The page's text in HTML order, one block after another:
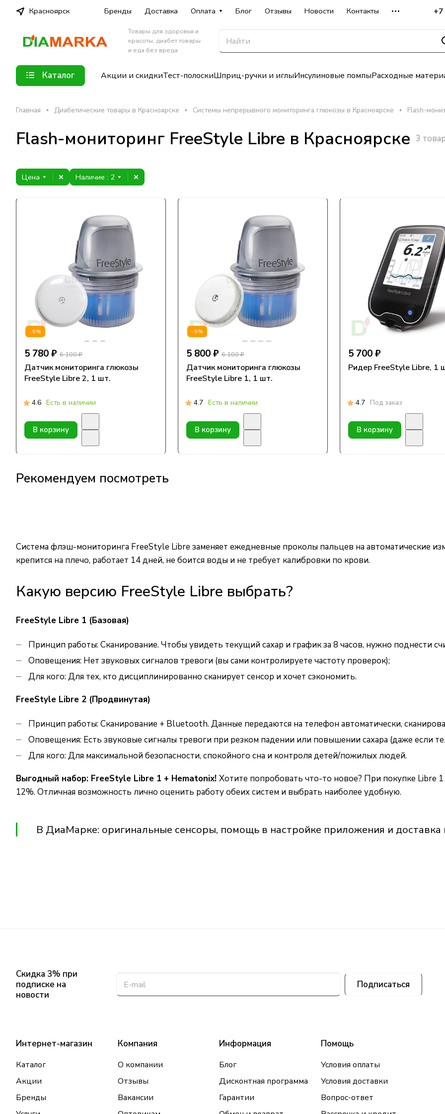
Красноярск Бренды Доставка Оплата Блог Отзывы Новости Контакты
Товары для здоровья и
красоты, диабет товары
и еда без вреда
Каталог Акции и скидкиТест-полоскиШприц-ручки и иглыИнсулиновые помпыРасходные
Главная Диабетические товары в Красноярске Системы непрерывного мониторинга глюкозы в Красноярске Flash-
Flash-мониторинг FreeStyle Libre в Красноярске 3
Цена Наличие : 2
-5%
5 780 ₽ 6 100 ₽
Датчик мониторинга глюкозы
FreeStyle Libre 2, 1 шт.
4.6 Есть в наличии
В корзину
-5%
5 800 ₽ 6 100 ₽
Датчик мониторинга глюкозы
FreeStyle Libre 1, 1 шт.
4.7 Есть в наличии
В корзину
5 700 ₽
Ридер FreeStyle Libre, 1
4.7 Под заказ
В корзину
Рекомендуем посмотреть
Система флэш-мониторинга FreeStyle Libre заменяет ежедневные проколы пальцев на автоматические
крепится на плечо, работает 14 дней, не боится воды и не требует калибровки по крови.
Какую версию FreeStyle Libre выбрать?
FreeStyle Libre 1 (Базовая)
Принцип работы: Сканирование. Чтобы увидеть текущий сахар и график за 8 часов, нужно поднести
Оповещения: Нет звуковых сигналов тревоги (вы сами контролируете частоту проверок);
Для кого: Для тех, кто дисциплинированно сканирует сенсор и хочет сэкономить.
FreeStyle Libre 2 (Продвинутая)
Принцип работы: Сканирование + Bluetooth. Данные передаются на телефон автоматически,
Оповещения: Есть звуковые сигналы тревоги при резком падении или повышении сахара (даже если
Для кого: Для максимальной безопасности, спокойного сна и контроля детей/пожилых людей.
Выгодный набор: FreeStyle Libre 1 + Hematonix! Хотите попробовать что-то новое? При покупке Libre
12%. Отличная возможность лично оценить работу обеих систем и выбрать наиболее удобную.
В ДиаМарке: оригинальные сенсоры, помощь в настройке приложения и доставка
Скидка 3% при
подписке на
новости
Подписаться
Интернет-магазин
Каталог
Акции
Бренды
Компания
О компании
Отзывы
Вакансии
Информация
Блог
Дисконтная программа
Гарантии
Помощь
Условия оплаты
Условия доставки
Вопрос-ответ